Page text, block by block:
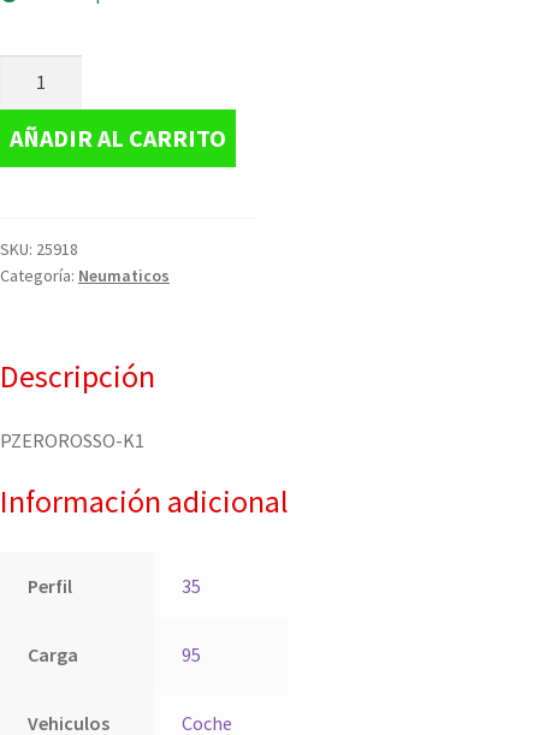
AÑADIR AL CARRITO
SKU: 25918
Categoría: Neumaticos
Descripción
PZEROROSSO-K1
Información adicional
Perfil 35
Carga 95
Vehiculos Coche